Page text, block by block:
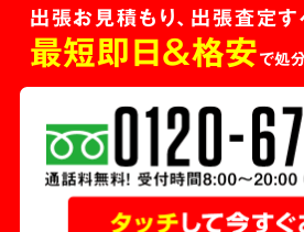
出張お見積もり、出張査定
最短即日＆格安で処